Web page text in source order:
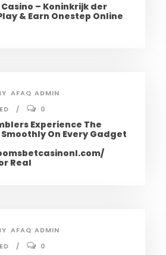
– Koninkrijk der
& Earn Onestep Online
AFAQ ADMIN
0
Experience The
On Every Gadget
Real
AFAQ ADMIN
0